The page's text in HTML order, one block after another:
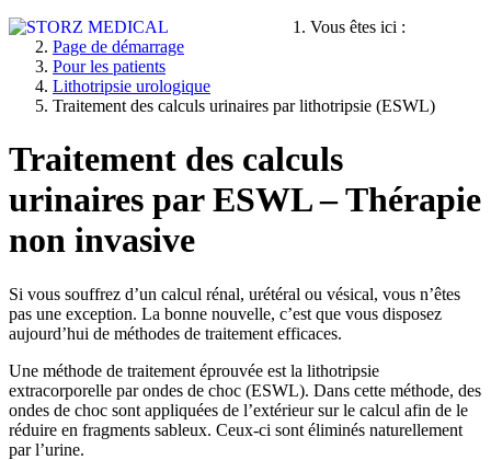
Vous êtes ici :
Page de démarrage
Pour les patients
Lithotripsie urologique
Traitement des calculs urinaires par lithotripsie (ESWL)
Traitement des calculs
urinaires par ESWL – Thérapie
non invasive
Si vous souffrez d’un calcul rénal, urétéral ou vésical, vous n’êtes
pas une exception. La bonne nouvelle, c’est que vous disposez
aujourd’hui de méthodes de traitement efficaces.
Une méthode de traitement éprouvée est la lithotripsie
extracorporelle par ondes de choc (ESWL). Dans cette méthode, des
ondes de choc sont appliquées de l’extérieur sur le calcul afin de le
réduire en fragments sableux. Ceux-ci sont éliminés naturellement
par l’urine.